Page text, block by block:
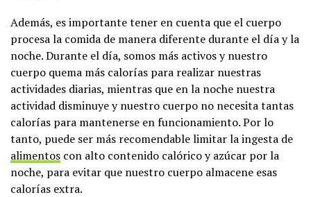
Además, es importante tener en cuenta que el cuerpo
procesa la comida de manera diferente durante el día y la
noche. Durante el día, somos más activos y nuestro
cuerpo quema más calorías para realizar nuestras
actividades diarias, mientras que en la noche nuestra
actividad disminuye y nuestro cuerpo no necesita tantas
calorías para mantenerse en funcionamiento. Por lo
tanto, puede ser más recomendable limitar la ingesta de
alimentos con alto contenido calórico y azúcar por la
noche, para evitar que nuestro cuerpo almacene esas
calorías extra.